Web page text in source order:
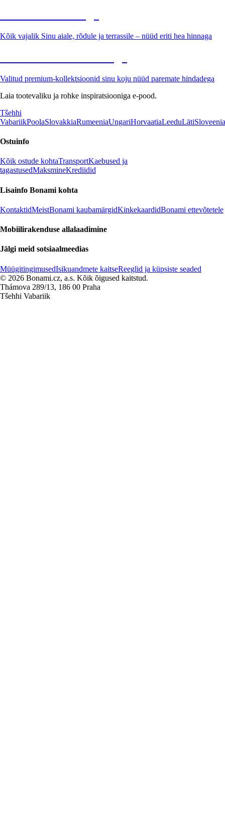
Kõik vajalik Sinu aiale, rõdule ja terrassile – nüüd eriti hea hinnaga
Valitud premium-kollektsioonid sinu koju nüüd paremate hindadega
Laia tootevaliku ja rohke inspiratsiooniga e-pood.
Tšehhi
VabariikPoolaSlovakkiaRumeeniaUngariHorvaatiaLeeduLätiSloveenia
Ostuinfo
Kõik ostude kohtaTransportKaebused ja
tagastusedMaksmineKrediidid
Lisainfo Bonami kohta
KontaktidMeistBonami kaubamärgidKinkekaardidBonami ettevõtetele
Mobiilirakenduse allalaadimine
Jälgi meid sotsiaalmeedias
MüügitingimusedIsikuandmete kaitseReeglid ja küpsiste seaded
© 2026 Bonami.cz, a.s. Kõik õigused kaitstud.
Thámova 289/13, 186 00 Praha
Tšehhi Vabariik